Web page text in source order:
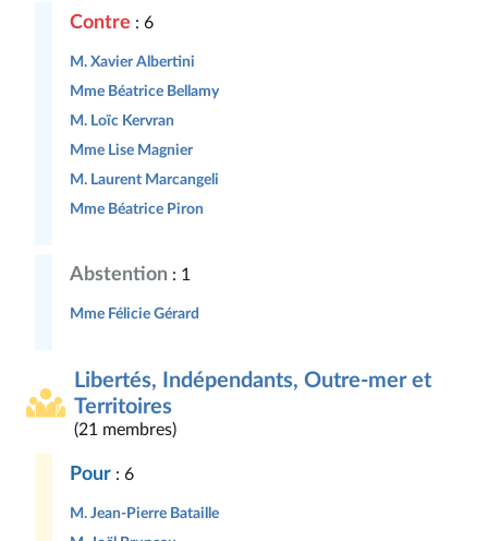
Contre : 6
M. Xavier Albertini
Mme Béatrice Bellamy
M. Loïc Kervran
Mme Lise Magnier
M. Laurent Marcangeli
Mme Béatrice Piron
Abstention : 1
Mme Félicie Gérard
Libertés, Indépendants, Outre-mer et
Territoires
(21 membres)
Pour : 6
M. Jean-Pierre Bataille